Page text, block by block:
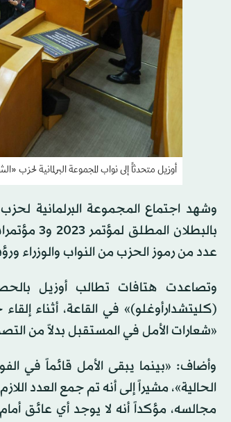
أوزيل متحدثاً إلى نواب المجموعة البرلمانية
وشهد اجتماع المجموعة البرلمانية
عدد من رموز الحزب من النواب والوزراء
وتصاعدت هتافات تطالب أوزيل
(كليتشدارأوغلو)» في القاعة، أثناء
«شعارات الأمل في المستقبل بدلاً من
وأضاف: «بينما يبقى الأمل قائماً في
الحالية»، مشيراً إلى أنه تم جمع العدد
مجالسه، مؤكداً أنه لا يوجد أي عائق